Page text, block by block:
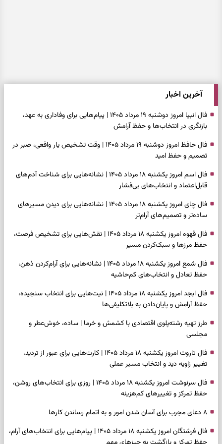
آخرین اخبار
فال انبیا امروز دوشنبه ۱۹ مرداد ۱۴۰۵ | پیام‌هایی برای وفاداری به عهد،
بازنگری در انتخاب‌ها و حفظ آرامش
فال حافظ امروز دوشنبه ۱۹ مرداد ۱۴۰۵ | وقت تشخیص یار واقعی، صبر در
تصمیم و حفظ امید
فال اسم امروز یکشنبه ۱۸ مرداد ۱۴۰۵ | نشانه‌هایی برای شناخت آدم‌های
قابل‌اعتماد و انتخاب‌های بی‌فشار
فال چای امروز یکشنبه ۱۸ مرداد ۱۴۰۵ | نشانه‌هایی برای دیدن مسیرهای
ساده‌تر و تصمیم‌های آرام‌تر
فال قهوه امروز یکشنبه ۱۸ مرداد ۱۴۰۵ | نقش‌هایی برای تشخیص فرصت،
حفظ مرزها و سبک‌کردن مسیر
فال شمع امروز یکشنبه ۱۸ مرداد ۱۴۰۵ | نشانه‌هایی برای آرام‌کردن ذهن،
حفظ تعادل و انتخاب‌های کم‌حاشیه
فال ابجد امروز یکشنبه ۱۸ مرداد ۱۴۰۵ | نیت‌هایی برای انتخاب سنجیده،
حفظ آرامش و پایان‌دادن به بلاتکلیفی‌ها
طرز تهیه رشته‌پلوی اقتصادی با کشمش و خرما | ساده، خوش‌عطر و
مجلسی
فال تاروت امروز یکشنبه ۱۸ مرداد ۱۴۰۵ | کارت‌هایی برای عبور از تردید،
تغییر زاویه دید و انتخاب مسیر عملی
فال سرنوشت امروز یکشنبه ۱۸ مرداد ۱۴۰۵ | روزی برای انتخاب‌های روشن،
حفظ تمرکز و تغییرهای کم‌هزینه
۸ دعای مجرب برای آسان شدن امور و به اتمام رساندن کار‌ها
فال فرشتگان امروز یکشنبه ۱۸ مرداد ۱۴۰۵ | پیام‌هایی برای انتخاب‌های آرام،